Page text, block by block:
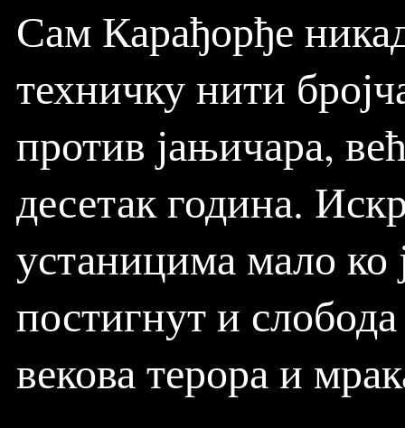
Сам Карађорђе
техничку нити
против јањичара,
десетак година.
устаницима мало ко
постигнут и слобода
векова терора и